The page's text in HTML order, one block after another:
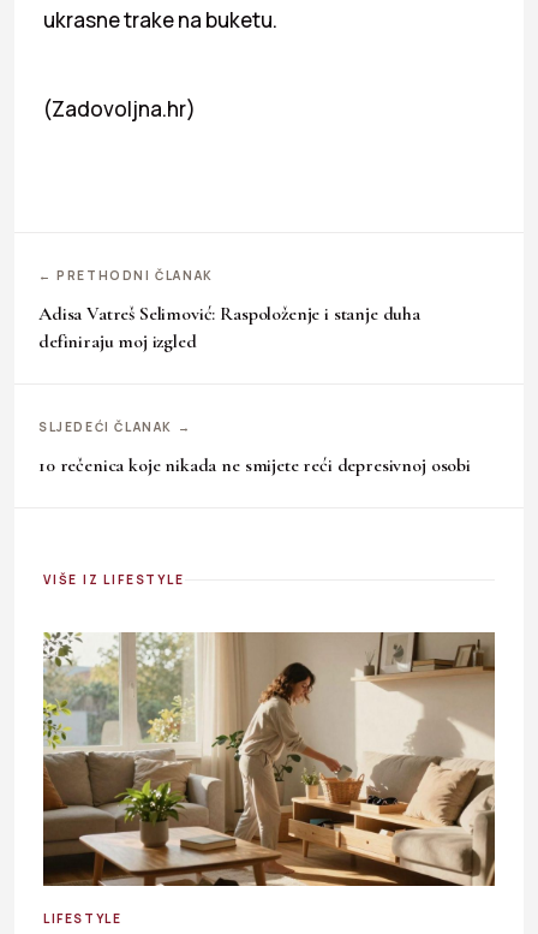
ukrasne trake na buketu.
(Zadovoljna.hr)
← PRETHODNI ČLANAK
Adisa Vatreš Selimović: Raspoloženje i stanje duha
definiraju moj izgled
SLJEDEĆI ČLANAK →
10 rečenica koje nikada ne smijete reći depresivnoj osobi
VIŠE IZ LIFESTYLE
LIFESTYLE